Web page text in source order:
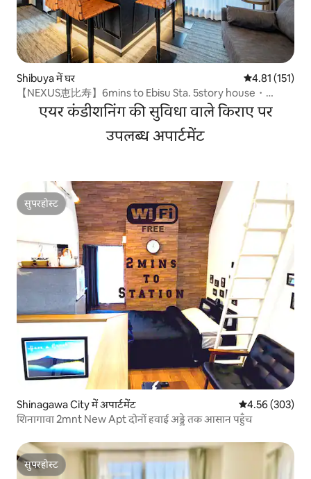
Shibuya में घर औसत रेटिंग 5 में से
4.81 (151)
【NEXUS恵比寿】6mins to Ebisu Sta. 5story house・
rooftopएयर कंडीशनिंग की सुविधा वाले किराए पर
उपलब्ध अपार्टमेंट
सुपरहोस्ट
सुपरहोस्ट
Shinagawa City में अपार्टमेंट औसत रेटिंग 5 में से
4.56 (303)
शिनागावा 2mnt New Apt दोनों हवाई अड्डे तक आसान पहुँच
सुपरहोस्ट
सुपरहोस्ट